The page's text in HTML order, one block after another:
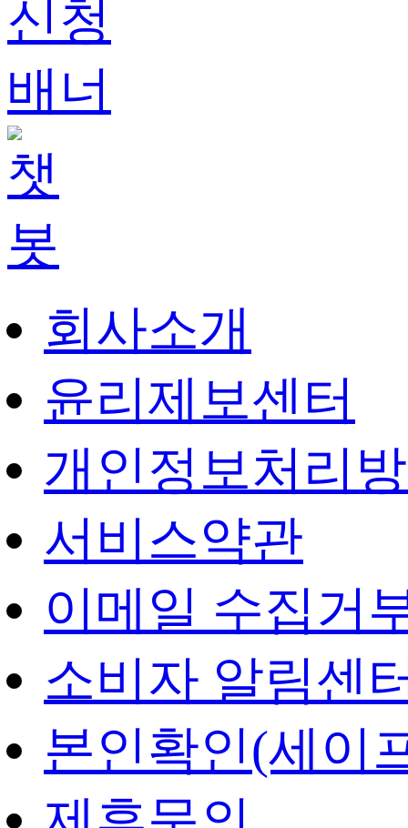
회사소개
윤리제보센터
개인정보처리
서비스약관
이메일 수집거
소비자 알림센
본인확인(세이